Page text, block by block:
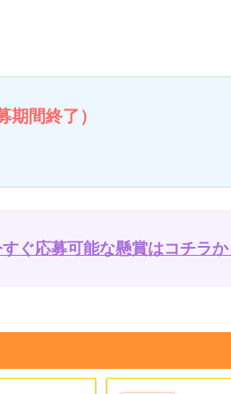
期間終了）
ぐ応募可能な懸賞はコチラか